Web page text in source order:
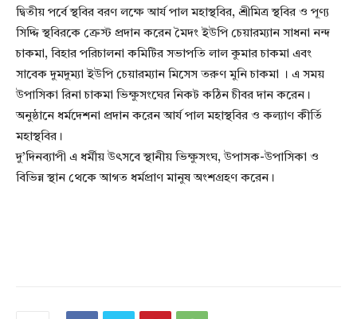
দ্বিতীয় পর্বে স্থবির বরণ লক্ষে আর্য পাল মহাস্থবির, শ্রীমিত্র স্থবির ও পূণ্য
সিদ্দি স্থবিরকে ক্রেস্ট প্রদান করেন মৈদং ইউপি চেয়ারম্যান সাধনা নন্দ
চাকমা, বিহার পরিচালনা কমিটির সভাপতি লাল কুমার চাকমা এবং
সাবেক দুমদুম্যা ইউপি চেয়ারম্যান মিসেস তরুণ মুনি চাকমা । এ সময়
উপাসিকা রিনা চাকমা ভিক্ষুসংঘের নিকট কঠিন চীবর দান করেন।
অনুষ্ঠানে ধর্মদেশনা প্রদান করেন আর্য পাল মহাস্থবির ও কল্যাণ কীর্তি
মহাস্থবির।
দু’দিনব্যাপী এ ধর্মীয় উৎসবে স্থানীয় ভিক্ষুসংঘ, উপাসক-উপাসিকা ও
বিভিন্ন স্থান থেকে আগত ধর্মপ্রাণ মানুষ অংশগ্রহণ করেন।